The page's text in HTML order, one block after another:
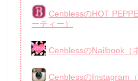
CenblessのHOT
ーティー）
CenblessのNailbook（
CenblessのInstagram（